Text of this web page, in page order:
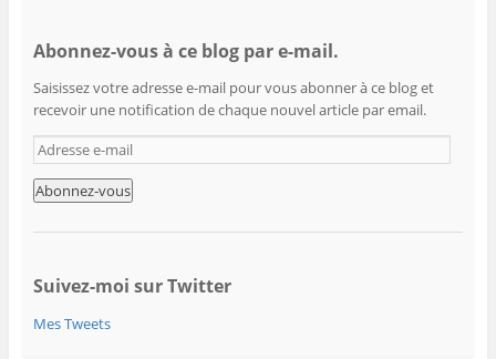
Abonnez-vous à ce blog par e-mail.
Saisissez votre adresse e-mail pour vous abonner à ce blog et
recevoir une notification de chaque nouvel article par email.
A
d
r
s
e
-
Suivez-moi sur Twitter
Mes Tweets